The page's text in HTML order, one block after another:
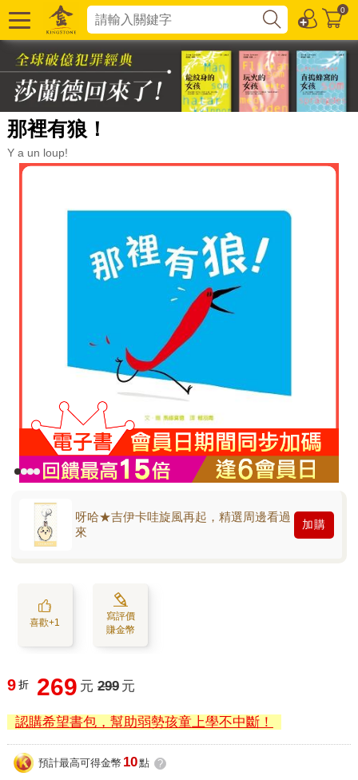
0
那裡有狼！
Y a un loup!
呀哈★吉伊卡哇旋風再起，精選周邊看過
來
加購
喜歡+1
寫評價
賺金幣
9 折 269 元 299 元
認購希望書包，幫助弱勢孩童上學不中斷！
預計最高可得金幣 10點 ?